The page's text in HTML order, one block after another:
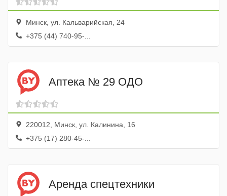
Минск, ул. Кальварийская, 24
+375 (44) 740-95-...
Аптека № 29 ОДО
220012, Минск, ул. Калинина, 16
+375 (17) 280-45-...
Аренда спецтехники